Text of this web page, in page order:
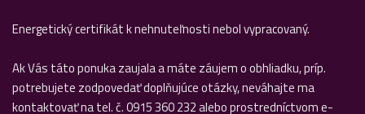
Energetický certifikát k nehnuteľnosti nebol vypracovaný.
Ak Vás táto ponuka zaujala a máte záujem o obhliadku, príp.
potrebujete zodpovedať doplňujúce otázky, neváhajte ma
kontaktovať na tel. č. 0915 360 232 alebo prostredníctvom e-